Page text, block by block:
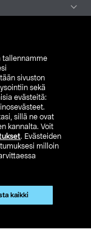
tallennamme
sivuston
sekä
evästeitä:
sillä ne ovat
kannalta. Voit
. Evästeiden
milloin
kaikki